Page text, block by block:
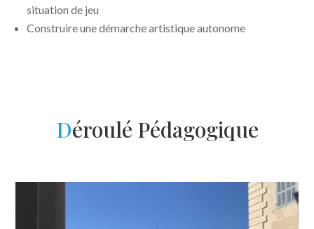
situation de jeu
Construire une démarche artistique autonome
Déroulé Pédagogique